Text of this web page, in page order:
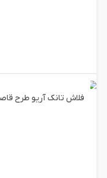
فلاش تانک آریو طرح